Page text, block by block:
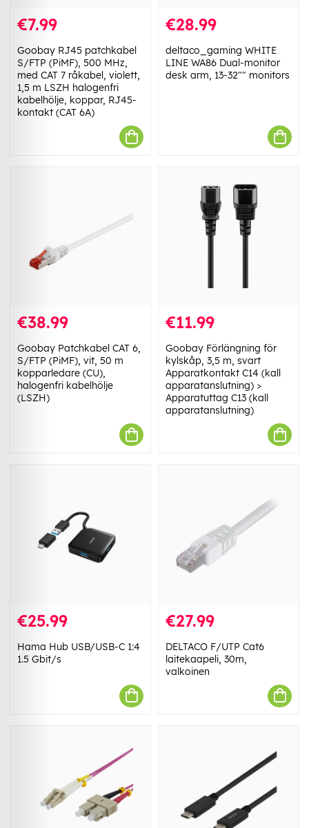
€7.99
Goobay RJ45 patchkabel
S/FTP (PiMF), 500 MHz,
med CAT 7 råkabel, violett,
1,5 m LSZH halogenfri
kabelhölje, koppar, RJ45-
kontakt (CAT 6A)
€28.99
deltaco_gaming WHITE
LINE WA86 Dual-monitor
desk arm, 13-32"" monitors
€38.99
Goobay Patchkabel CAT 6,
S/FTP (PiMF), vit, 50 m
kopparledare (CU),
halogenfri kabelhölje
(LSZH)
€11.99
Goobay Förlängning för
kylskåp, 3,5 m, svart
Apparatkontakt C14 (kall
apparatanslutning) >
Apparatuttag C13 (kall
apparatanslutning)
€25.99
Hama Hub USB/USB-C 1:4
1.5 Gbit/s
€27.99
DELTACO F/UTP Cat6
laitekaapeli, 30m,
valkoinen